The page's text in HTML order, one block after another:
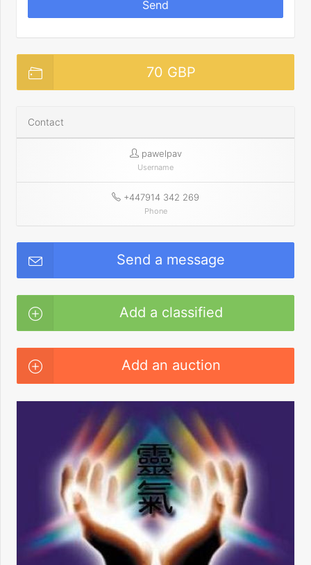
Send
70 GBP
Contact
pawelpav
Username
+447914 342 269
Phone
Send a message
Add a classified
Add an auction